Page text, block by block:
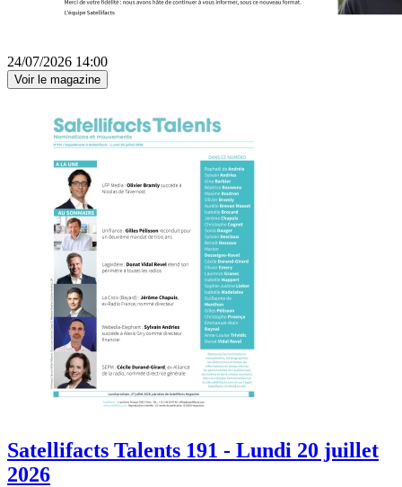
24/07/2026 14:00
Voir le magazine
Satellifacts Talents 191 - Lundi 20 juillet
2026